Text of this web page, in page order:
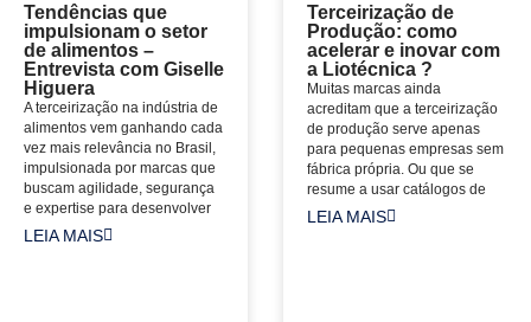
Tendências que
impulsionam o setor
de alimentos –
Entrevista com Giselle
Higuera
A terceirização na indústria de
alimentos vem ganhando cada
vez mais relevância no Brasil,
impulsionada por marcas que
buscam agilidade, segurança
e expertise para desenvolver
LEIA MAIS
Terceirização de
Produção: como
acelerar e inovar com
a Liotécnica ?
Muitas marcas ainda
acreditam que a terceirização
de produção serve apenas
para pequenas empresas sem
fábrica própria. Ou que se
resume a usar catálogos de
LEIA MAIS